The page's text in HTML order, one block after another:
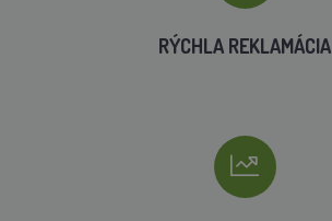
RÝCHLA REKLAMÁCIA